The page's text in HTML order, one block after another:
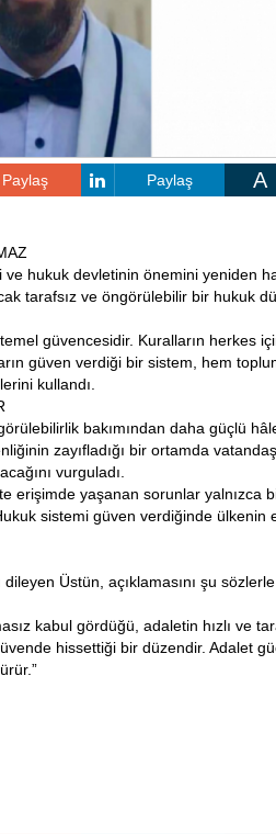
Paylaş Paylaş A
hukuk devletinin önemini yeniden
tarafsız ve öngörülebilir bir hukuk
güvencesidir. Kuralların herkes
güven verdiği bir sistem, hem
kullandı.
bakımından daha güçlü
zayıfladığı bir ortamda
vurguladı.
erişimde yaşanan sorunlar yalnızca
sistemi güven verdiğinde ülkenin
Üstün, açıklamasını şu sözlerle
kabul gördüğü, adaletin hızlı ve
hissettiği bir düzendir. Adalet